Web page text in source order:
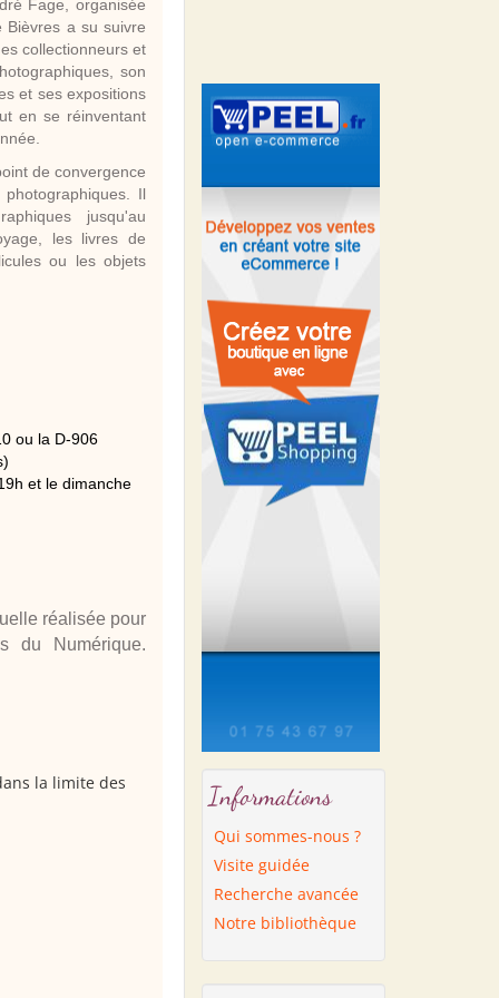
Fage, organisée
Bièvres a su suivre
collectionneurs et
son
et ses expositions
en se réinventant
de convergence
Il
jusqu'au
les livres de
ou les objets
ou la D-906
et le dimanche
réalisée pour
du Numérique.
la limite des Informations
Qui sommes-nous ?
Visite guidée
Recherche avancée
Notre bibliothèque